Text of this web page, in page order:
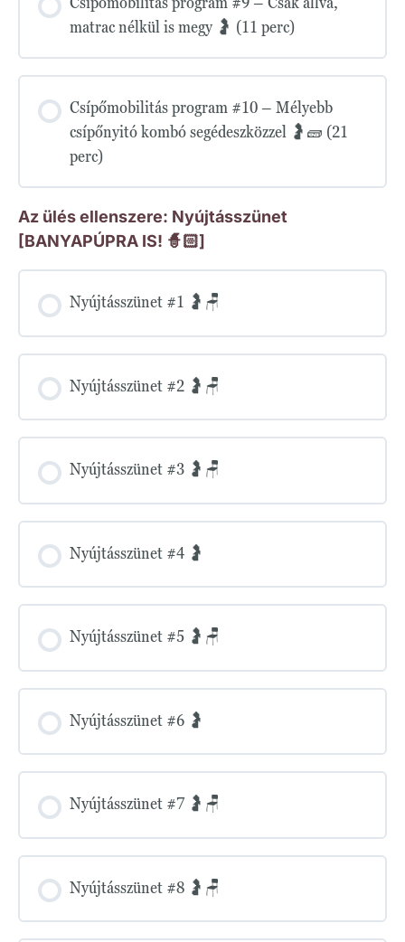
matrac nélkül is megy 🤰 (11 perc)
Csípőmobilitás program #10 – Mélyebb
csípőnyitó kombó segédeszközzel 🤰🧱 (21
perc)
Az ülés ellenszere: Nyújtásszünet
[BANYAPÚPRA IS! 🧙🏻]
Nyújtásszünet #1 🤰🪑
Nyújtásszünet #2 🤰🪑
Nyújtásszünet #3 🤰🪑
Nyújtásszünet #4 🤰
Nyújtásszünet #5 🤰🪑
Nyújtásszünet #6 🤰
Nyújtásszünet #7 🤰🪑
Nyújtásszünet #8 🤰🪑